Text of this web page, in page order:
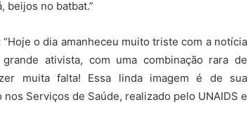
beijos no batbat.”
“Hoje o dia amanheceu muito triste com a notícia
ativista, com uma combinação rara de
muita falta! Essa linda imagem é de sua
Serviços de Saúde, realizado pelo UNAIDS e